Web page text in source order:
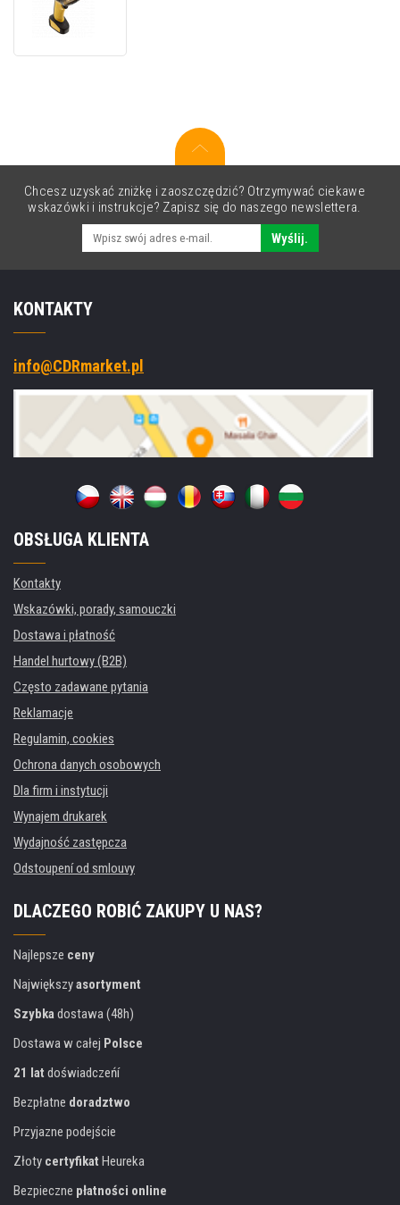
DKAR433RK10,
Chcesz uzyskać zniżkę i zaoszczędzić? Otrzymywać ciekawe
wskazówki i instrukcje? Zapisz się do naszego newslettera.
Wyślij.
KONTAKTY
info@CDRmarket.pl
OBSŁUGA KLIENTA
Kontakty
Wskazówki, porady, samouczki
Dostawa i płatność
Handel hurtowy (B2B)
Często zadawane pytania
Reklamacje
Regulamin, cookies
Ochrona danych osobowych
Dla firm i instytucji
Wynajem drukarek
Wydajność zastępcza
Odstoupení od smlouvy
DLACZEGO ROBIĆ ZAKUPY U NAS?
Najlepsze ceny
Największyasortyment
Szybkadostawa (48h)
Dostawa w całej Polsce
21 lat doświadczeńí
Bezpłatne doradztwo
Przyjazne podejście
Złoty certyfikat Heureka
Bezpieczne płatności online